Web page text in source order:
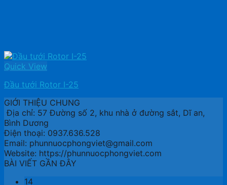
Quick View
Đầu tưới Rotor I-25
GIỚI THIỆU CHUNG
Địa chỉ: 57 Đường số 2, khu nhà ở đường sắt, Dĩ an,
Bình Dương
Điện thoại: 0937.636.528
Email: phunnuocphongviet@gmail.com
Website: https://phunnuocphongviet.com
BÀI VIẾT GẦN ĐÂY
14